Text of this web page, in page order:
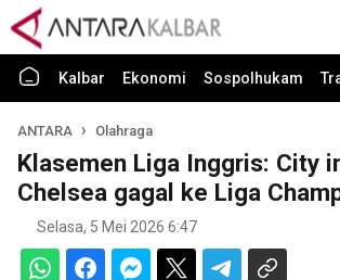
Kalbar Ekonomi Sospolhukam
ANTARA Olahraga
Klasemen Liga Inggris: City
Chelsea gagal ke Liga
Selasa, 5 Mei 2026 6:47